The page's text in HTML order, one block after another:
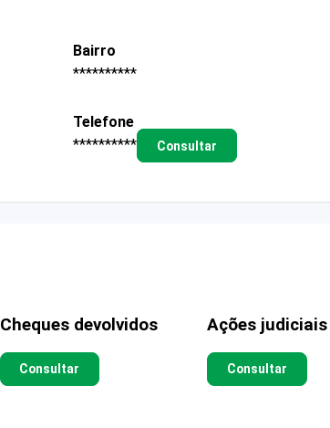
Bairro
**********
Telefone
**********
Consultar
Cheques devolvidos
Consultar
Ações judiciais
Consultar